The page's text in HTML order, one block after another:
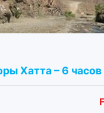
Хатта – 6